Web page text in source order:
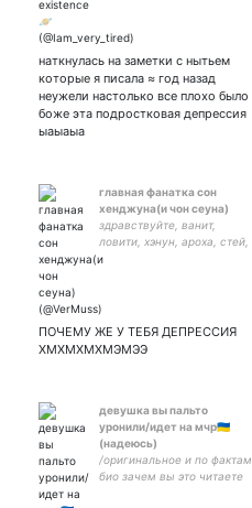
парная с
наткнулась на заметки с нытьем
которые я писала ≈ год назад
неужели настолько все плохо было
боже эта подростковая депрессия
ыаыаыа
главная фанатка сон
хенджуна(и чон сеуна)
здравствуйте, ванит,
ловити, хэнун, ароха, стей,
сиджени, почти вся
ору здесь про все подряд))
ПОЧЕМУ ЖЕ У ТЕБЯ ДЕПРЕССИЯ
ХМХМХМХМЭМЭЭ
девушка вы пальто
уронили/идет на мчр🇺🇦
(надеюсь)
/оригинальное и по фактам
био зачем вы это читаете